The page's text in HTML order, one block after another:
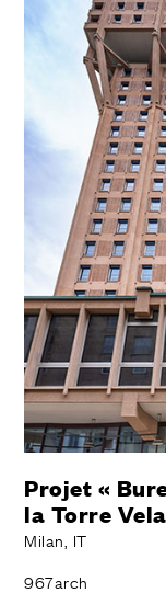
Projet «
la Torre
Milan, IT
967arch